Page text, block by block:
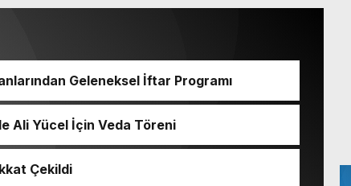
Geleneksel İftar Programı
Ali Yücel İçin Veda Töreni
Çekildi